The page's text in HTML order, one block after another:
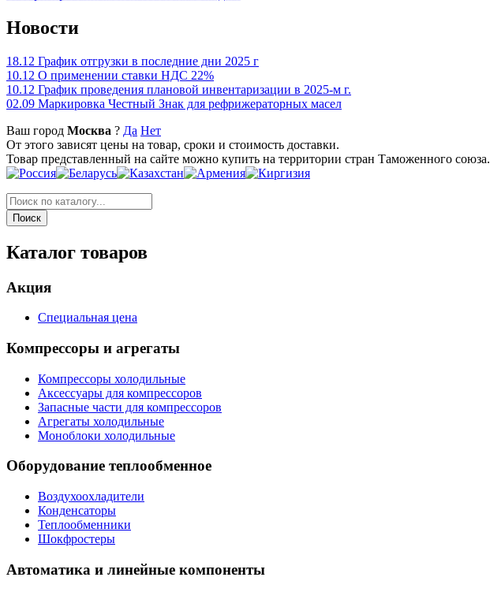
Новости
18.12 График отгрузки в последние дни 2025 г
10.12 О применении ставки НДС 22%
10.12 График проведения плановой инвентаризации в 2025-м г.
02.09 Маркировка Честный Знак для рефрижераторных масел
Ваш город Москва ? Да Нет
От этого зависят цены на товар, сроки и стоимость доставки.
Товар представленный на сайте можно купить на территории стран Таможенного союза.
Каталог товаров
Акция
Специальная цена
Компрессоры и агрегаты
Компрессоры холодильные
Аксессуары для компрессоров
Запасные части для компрессоров
Агрегаты холодильные
Моноблоки холодильные
Оборудование теплообменное
Воздухоохладители
Конденсаторы
Теплообменники
Шокфростеры
Автоматика и линейные компоненты